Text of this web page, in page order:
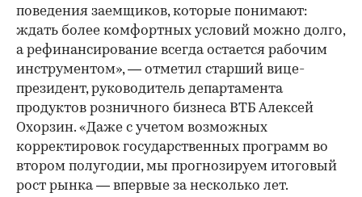
поведения заемщиков, которые понимают:
ждать более комфортных условий можно долго,
а рефинансирование всегда остается рабочим
инструментом», — отметил старший вице-
президент, руководитель департамента
продуктов розничного бизнеса ВТБ Алексей
Охорзин. «Даже с учетом возможных
корректировок государственных программ во
втором полугодии, мы прогнозируем итоговый
рост рынка — впервые за несколько лет.